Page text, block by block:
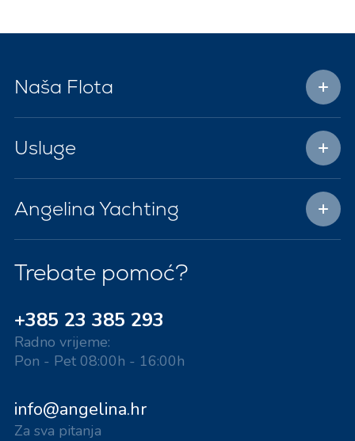
Naša Flota
Usluge
Angelina Yachting
Trebate pomoć?
+385 23 385 293
Radno vrijeme:
Pon - Pet 08:00h - 16:00h
info@angelina.hr
Za sva pitanja